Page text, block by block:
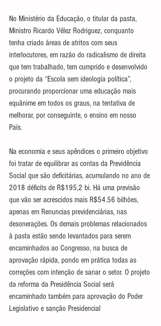
No Ministério da Educação, o titular da pasta,
Ministro Ricardo Vélez Rodriguez, conquanto
tenha criado áreas de atritos com seus
interlocutores, em razão do radicalismo de direita
que tem trabalhado, tem cumprido e desenvolvido
o projeto da “Escola sem ideologia política”,
procurando proporcionar uma educação mais
equânime em todos os graus, na tentativa de
melhorar, por conseguinte, o ensino em nosso
País.
Na economia e seus apêndices o primeiro objetivo
foi tratar de equilibrar as contas da Previdência
Social que são deficitárias, acumulando no ano de
2018 déficits de R$195,2 bi. Há uma previsão
que vão ser acrescidos mais R$54.56 bilhões,
apenas em Renuncias previdenciárias, nas
desonerações. Os demais problemas relacionados
à pasta estão sendo levantados para serem
encaminhados ao Congresso, na busca de
aprovação rápida, pondo em prática todas as
correções com intenção de sanar o setor. O projeto
da reforma da Presidência Social será
encaminhado também para aprovação do Poder
Legislativo e sanção Presidencial